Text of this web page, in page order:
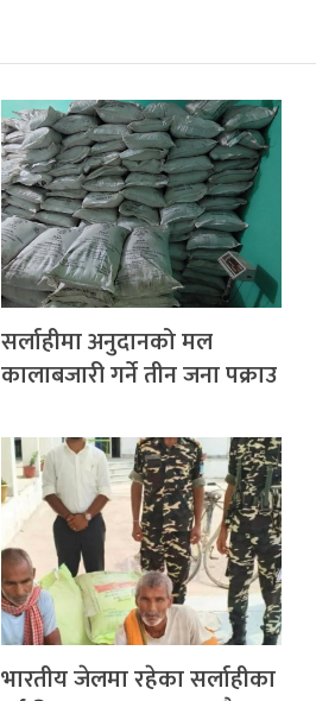
सर्लाहीमा अनुदानको मल
कालाबजारी गर्ने तीन जना पक्राउ
भारतीय जेलमा रहेका सर्लाहीका